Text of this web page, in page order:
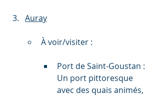
Auray
À voir/visiter :
Port de Saint-Goustan :
Un port pittoresque
avec des quais animés,